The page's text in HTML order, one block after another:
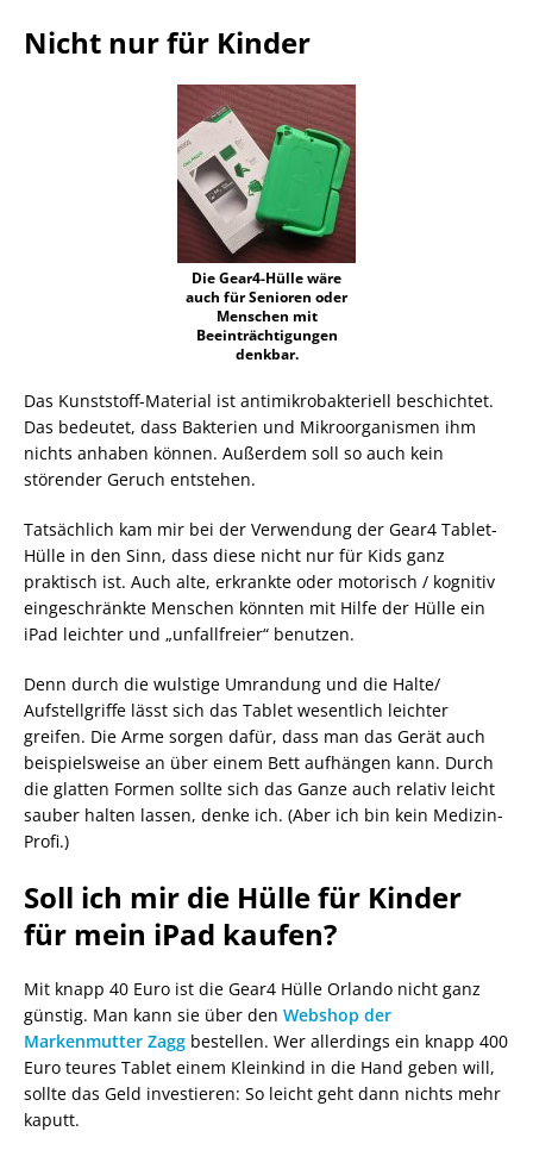
Nicht nur für Kinder
Die Gear4-Hülle wäre
auch für Senioren oder
Menschen mit
Beeinträchtigungen
denkbar.
Das Kunststoff-Material ist antimikrobakteriell beschichtet.
Das bedeutet, dass Bakterien und Mikroorganismen ihm
nichts anhaben können. Außerdem soll so auch kein
störender Geruch entstehen.
Tatsächlich kam mir bei der Verwendung der Gear4 Tablet-
Hülle in den Sinn, dass diese nicht nur für Kids ganz
praktisch ist. Auch alte, erkrankte oder motorisch / kognitiv
eingeschränkte Menschen könnten mit Hilfe der Hülle ein
iPad leichter und „unfallfreier“ benutzen.
Denn durch die wulstige Umrandung und die Halte/
Aufstellgriffe lässt sich das Tablet wesentlich leichter
greifen. Die Arme sorgen dafür, dass man das Gerät auch
beispielsweise an über einem Bett aufhängen kann. Durch
die glatten Formen sollte sich das Ganze auch relativ leicht
sauber halten lassen, denke ich. (Aber ich bin kein Medizin-
Profi.)
Soll ich mir die Hülle für Kinder
für mein iPad kaufen?
Mit knapp 40 Euro ist die Gear4 Hülle Orlando nicht ganz
günstig. Man kann sie über den Webshop der
Markenmutter Zagg bestellen. Wer allerdings ein knapp 400
Euro teures Tablet einem Kleinkind in die Hand geben will,
sollte das Geld investieren: So leicht geht dann nichts mehr
kaputt.